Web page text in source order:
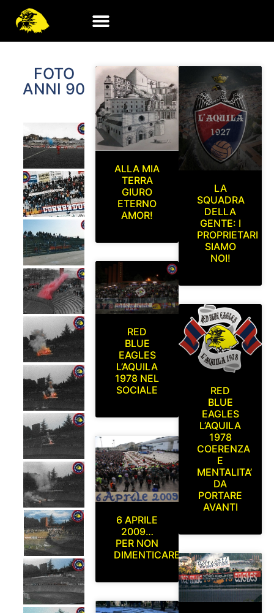
FOTO
ANNI 90
ALLA MIA
TERRA
GIURO
ETERNO
AMOR!
RED
BLUE
EAGLES
L’AQUILA
1978 NEL
SOCIALE
6 APRILE
2009…
PER NON
DIMENTICARE
LA
SQUADRA
DELLA
GENTE: I
PROPRIETARI
SIAMO
NOI!
RED
BLUE
EAGLES
L’AQUILA
1978
COERENZA
E
MENTALITA’
DA
PORTARE
AVANTI